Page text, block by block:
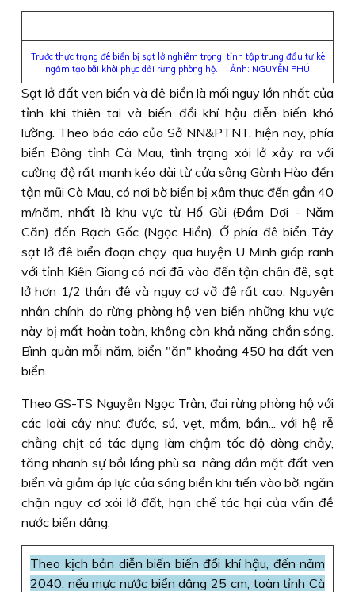
Trước thực trạng đê biển bị sạt lở nghiêm trọng, tỉnh tập trung đầu tư kè
ngầm tạo bãi khôi phục dải rừng phòng hộ. Ảnh: NGUYỄN PHÚ
Sạt lở đất ven biển và đê biển là mối nguy lớn nhất của
tỉnh khi thiên tai và biến đổi khí hậu diễn biến khó
lường. Theo báo cáo của Sở NN&PTNT, hiện nay, phía
biển Ðông tỉnh Cà Mau, tình trạng xói lở xảy ra với
cường độ rất mạnh kéo dài từ cửa sông Gành Hào đến
tận mũi Cà Mau, có nơi bờ biển bị xâm thực đến gần 40
m/năm, nhất là khu vực từ Hố Gùi (Ðầm Dơi - Năm
Căn) đến Rạch Gốc (Ngọc Hiển). Ở phía đê biển Tây
sạt lở đê biển đoạn chạy qua huyện U Minh giáp ranh
với tỉnh Kiên Giang có nơi đã vào đến tận chân đê, sạt
lở hơn 1/2 thân đê và nguy cơ vỡ đê rất cao. Nguyên
nhân chính do rừng phòng hộ ven biển những khu vực
này bị mất hoàn toàn, không còn khả năng chắn sóng.
Bình quân mỗi năm, biển "ăn" khoảng 450 ha đất ven
biển.
Theo GS-TS Nguyễn Ngọc Trân, đai rừng phòng hộ với
các loài cây như: đước, sú, vẹt, mắm, bần... với hệ rễ
chằng chịt có tác dụng làm chậm tốc độ dòng chảy,
tăng nhanh sự bồi lắng phù sa, nâng dần mặt đất ven
biển và giảm áp lực của sóng biển khi tiến vào bờ, ngăn
chặn nguy cơ xói lở đất, hạn chế tác hại của vấn đề
nước biển dâng.
Theo kịch bản diễn biến biến đổi khí hậu, đến năm
2040, nếu mực nước biển dâng 25 cm, toàn tỉnh Cà